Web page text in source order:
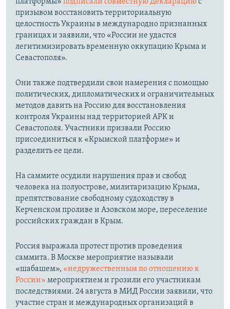
платформы» подписали совместную Декларациюс
призывом восстановить территориальную
целостность Украины в международно признанных
границах и заявили, что «России не удастся
легитимизировать временную оккупацию Крыма и
Севастополя».
Они также подтвердили свои намерения с помощью
политических, дипломатических и ограничительных
методов давить на Россию для восстановления
контроля Украины над территорией АРК и
Севастополя. Участники призвали Россию
присоединиться к «Крымской платформе» и
разделить ее цели.
На саммите осудили нарушения прав и свобод
человека на полуострове, милитаризацию Крыма,
препятствование свободному судоходству в
Керченском проливе и Азовском море, переселение
российских граждан в Крым.
Россия выражала протест против проведения
саммита. В Москве мероприятие называли
«шабашем», «недружественным по отношению к
России» мероприятием и грозили его участникам
последствиями. 24 августа в МИД России заявили, что
участие стран и международных организаций в